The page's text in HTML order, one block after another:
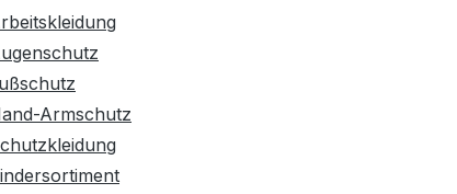
Armschutz